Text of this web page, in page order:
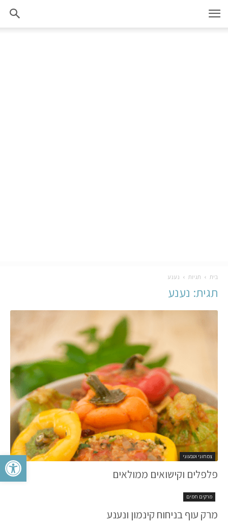
פתח
בית תגיות נענע
תגית: נענע
צמחוני וטבעוני
פלפלים וקישואים ממולאים
מרקים חמים
מרק עוף בניחוח קינמון ונענע